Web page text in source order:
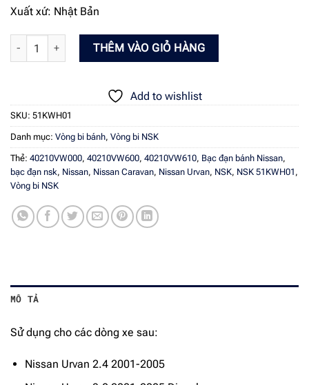
Xuất xứ: Nhật Bản
BẠC ĐẠN BÁNH TRƯỚC NISSAN CARAVAN, URVAN 2001 - 2012
THÊM VÀO GIỎ HÀNG
Add to wishlist
SKU: 51KWH01
Danh mục: Vòng bi bánh, Vòng bi NSK
Thẻ: 40210VW000, 40210VW600, 40210VW610, Bạc đạn bánh Nissan,
bạc đạn nsk, Nissan, Nissan Caravan, Nissan Urvan, NSK, NSK 51KWH01 ,
Vòng bi NSK
MÔ TẢ
Sử dụng cho các dòng xe sau:
Nissan Urvan 2.4 2001-2005